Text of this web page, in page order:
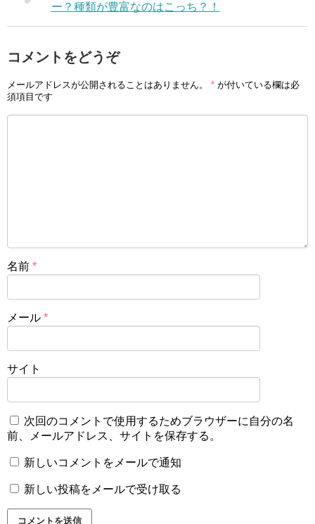
ー？種類が豊富なのはこっち？！
コメントをどうぞ
メールアドレスが公開されることはありません。 * が付いている欄は必
須項目です
名前 *
メール *
サイト
次回のコメントで使用するためブラウザーに自分の名
前、メールアドレス、サイトを保存する。
新しいコメントをメールで通知
新しい投稿をメールで受け取る